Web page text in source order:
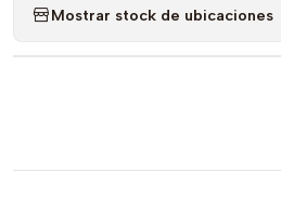
Mostrar stock de ubicaciones